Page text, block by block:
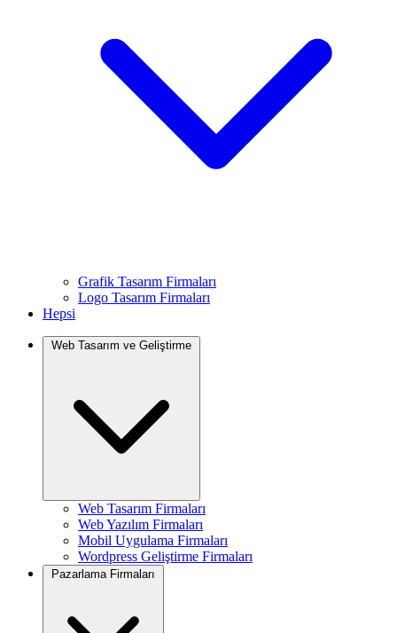
Grafik Tasarım Firmaları
Logo Tasarım Firmaları
Hepsi
Web Tasarım ve Geliştirme
Web Tasarım Firmaları
Web Yazılım Firmaları
Mobil Uygulama Firmaları
Wordpress Geliştirme Firmaları
Pazarlama Firmaları